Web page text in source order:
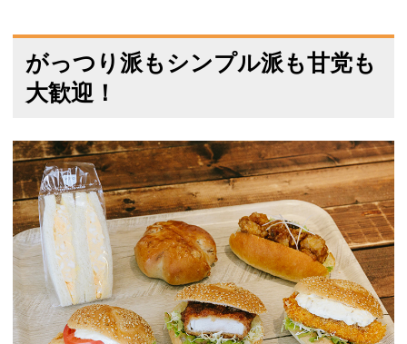
がっつり派もシンプル派も甘党も
大歓迎！